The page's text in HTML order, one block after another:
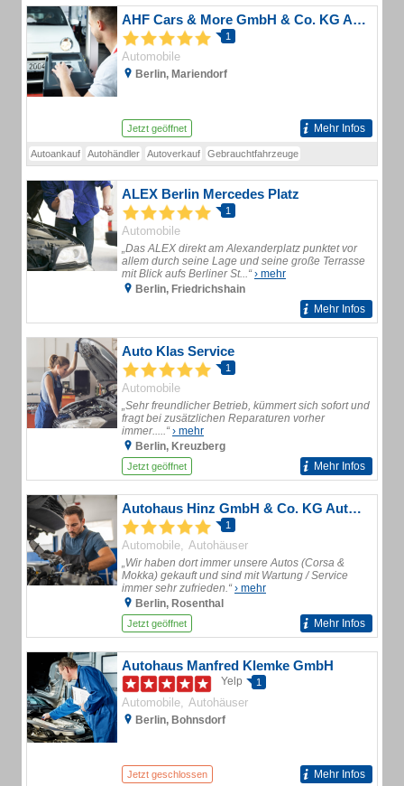
AHF Cars & More GmbH & Co. KG Autohandel
1
Automobile
Berlin, Mariendorf
Jetzt geöffnet Mehr Infos
Autoankauf Autohändler Autoverkauf Gebrauchtfahrzeuge
ALEX Berlin Mercedes Platz
1
Automobile
„Das ALEX direkt am Alexanderplatz punktet vor
allem durch seine Lage und seine große Terrasse
mit Blick aufs Berliner St...“› mehr
Berlin, Friedrichshain
Mehr Infos
Auto Klas Service
1
Automobile
„Sehr freundlicher Betrieb, kümmert sich sofort und
fragt bei zusätzlichen Reparaturen vorher
immer.....“› mehr
Berlin, Kreuzberg
Jetzt geöffnet Mehr Infos
Autohaus Hinz GmbH & Co. KG Autohaus
1
Automobile Autohäuser
„Wir haben dort immer unsere Autos (Corsa &
Mokka) gekauft und sind mit Wartung / Service
immer sehr zufrieden.“› mehr
Berlin, Rosenthal
Jetzt geöffnet Mehr Infos
Autohaus Manfred Klemke GmbH
Yelp 1
Automobile Autohäuser
Berlin, Bohnsdorf
Jetzt geschlossen Mehr Infos